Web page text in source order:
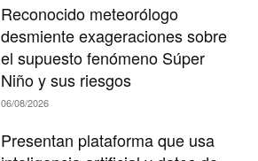
Reconocido meteorólogo
desmiente exageraciones sobre
el supuesto fenómeno Súper
Niño y sus riesgos
06/08/2026
Presentan plataforma que usa